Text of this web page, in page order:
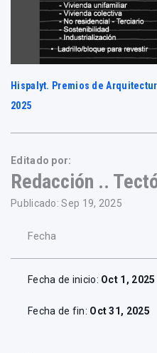
Hispalyt. Premios de
2025
Editado por:
Redacción ..
Publicado: Sep 19, 2025
Fecha
Fecha de inicio: Oct 1, 2025
Fecha de fin: Oct 31, 2025